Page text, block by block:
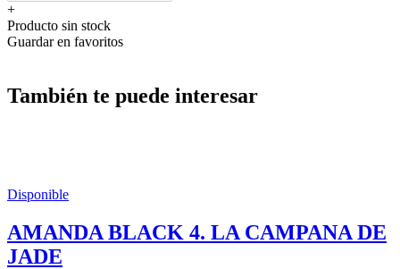
+
Producto sin stock
Guardar en favoritos
También te puede interesar
Disponible
AMANDA BLACK 4. LA CAMPANA DE
JADE